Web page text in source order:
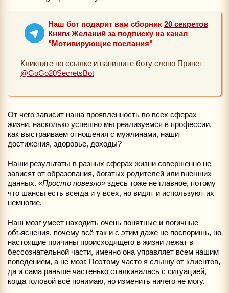
Наш бот подарит вам сборник 20 секретов
Книги Желаний за подписку на канал
"Мотивирующие послания"
Кликните по ссылке и напишите боту слово Привет
@GoGo20SecretsBot
От чего зависит наша проявленность во всех сферах
жизни, насколько успешно мы реализуемся в профессии,
как выстраиваем отношения с мужчинами, наши
достижения, здоровье, доходы?
Наши результаты в разных сферах жизни совершенно не
зависят от образования, богатых родителей или внешних
данных. «Просто повезло» здесь тоже не главное, потому
что шансы есть всегда и у всех, но видят и используют их
немногие.
Наш мозг умеет находить очень понятные и логичные
объяснения, почему всё так и с этим даже не поспоришь, но
настоящие причины происходящего в жизни лежат в
бессознательной части, именно она управляет всем нашим
поведением, а не мозг. Поэтому часто я слышу от клиентов,
да и сама раньше частенько сталкивалась с ситуацией,
когда головой всё понимаю, но изменить ничего не могу.